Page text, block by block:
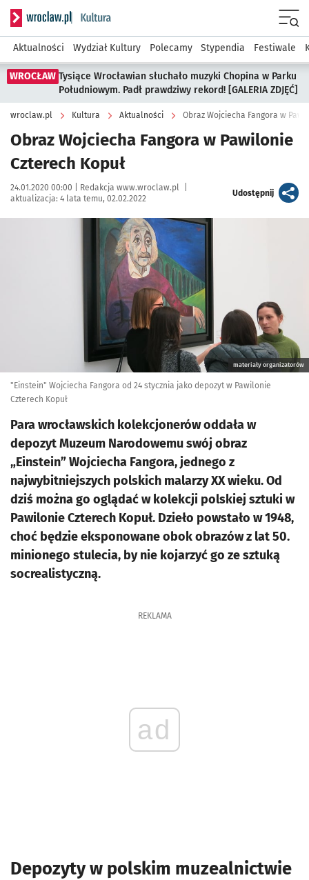
Serwis informacyjny wroclaw.pl podserwis: Kultura
Aktualności Wydział Kultury Polecamy Stypendia Festiwale
WROCŁAW Tysiące Wrocławian słuchało muzyki Chopina w Parku
Południowym. Padł prawdziwy rekord! [GALERIA ZDJĘĆ]
wroclaw.pl Kultura Aktualności Obraz Wojciecha Fangora w
Obraz Wojciecha Fangora w Pawilonie
Czterech Kopuł
Data publikacji:
24.01.2020 00:00 | Autor:
Redakcja www.wroclaw.pl
aktualizacja: 4 lata temu, 02.02.2022
Udostępnijartykuł
Kliknij, aby powiększyć
materiały organizatorów
"Einstein" Wojciecha Fangora od 24 stycznia jako depozyt w Pawilonie
Czterech Kopuł
Para wrocławskich kolekcjonerów oddała w
depozyt Muzeum Narodowemu swój obraz
„Einstein” Wojciecha Fangora, jednego z
najwybitniejszych polskich malarzy XX wieku. Od
dziś można go oglądać w kolekcji polskiej sztuki w
Pawilonie Czterech Kopuł. Dzieło powstało w 1948,
choć będzie eksponowane obok obrazów z lat 50.
minionego stulecia, by nie kojarzyć go ze sztuką
socrealistyczną.
REKLAMA
ad
Depozyty w polskim muzealnictwie